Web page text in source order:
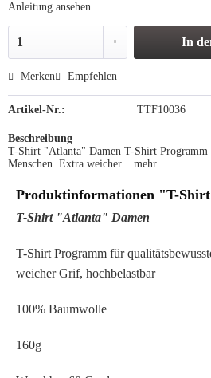
Anleitung ansehen
In
Merken Empfehlen
Artikel-Nr.: TTF10036
Beschreibung
T-Shirt "Atlanta" Damen T-Shirt Programm
Menschen. Extra weicher... mehr
Produktinformationen "T-
T-Shirt "Atlanta" Damen
T-Shirt Programm für
weicher Grif, hochbelastbar
100% Baumwolle
160g